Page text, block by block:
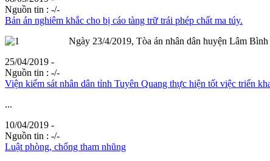
Nguồn tin : -/-
Bản án nghiêm khắc cho bị cáo tàng trữ trái phép chất ma túy.
Ngày 23/4/2019, Tòa án nhân dân huyện Lâm
25/04/2019 -
Nguồn tin : -/-
Viện kiểm sát nhân dân tỉnh Tuyên Quang thực hiện tốt việc triển
...
10/04/2019 -
Nguồn tin : -/-
Luật phòng, chống tham nhũng